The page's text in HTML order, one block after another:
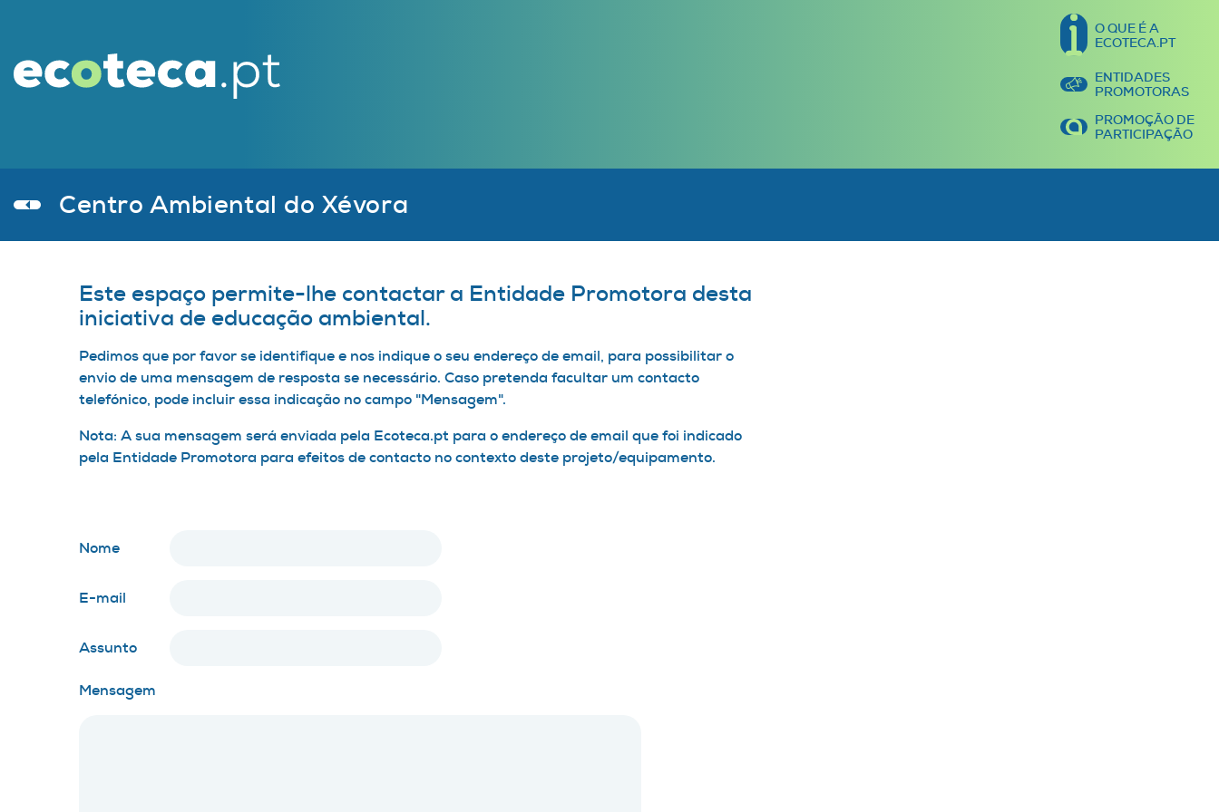
O QUE É A
ECOTECA.PT
ENTIDADES
PROMOTORAS
PROMOÇÃO DE
PARTICIPAÇÃO
Centro Ambiental do Xévora
Este espaço permite-lhe contactar a Entidade Promotora desta
iniciativa de educação ambiental.
Pedimos que por favor se identifique e nos indique o seu endereço de email, para possibilitar o
envio de uma mensagem de resposta se necessário. Caso pretenda facultar um contacto
telefónico, pode incluir essa indicação no campo "Mensagem".
Nota: A sua mensagem será enviada pela Ecoteca.pt para o endereço de email que foi indicado
pela Entidade Promotora para efeitos de contacto no contexto deste projeto/equipamento.
Nome
E-mail
Assunto
Mensagem